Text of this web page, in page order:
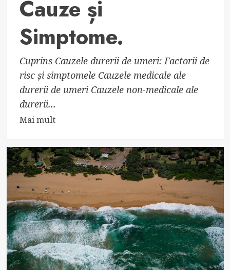
Cauze și
Simptome.
Cuprins Cauzele durerii de umeri: Factorii de
risc și simptomele Cauzele medicale ale
durerii de umeri Cauzele non-medicale ale
durerii...
Mai multRead
about
Durerea
de
Cauze
și
Simptome.